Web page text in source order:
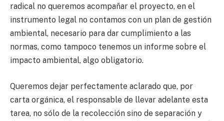
radical no queremos acompañar el proyecto, en el
instrumento legal no contamos con un plan de gestión
ambiental, necesario para dar cumplimiento a las
normas, como tampoco tenemos un informe sobre el
impacto ambiental, algo obligatorio.
Queremos dejar perfectamente aclarado que, por
carta orgánica, el responsable de llevar adelante esta
tarea, no sólo de la recolección sino de separación y